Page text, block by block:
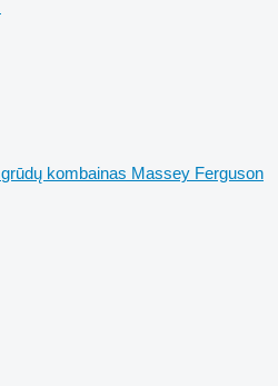
grūdų kombainas Massey Ferguson